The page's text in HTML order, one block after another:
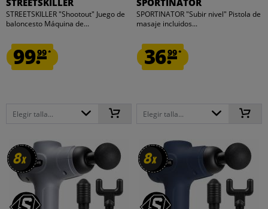
STREETSKILLER
STREETSKILLER "Shootout" Juego de
baloncesto Máquina de...
99.99*
Elegir talla...
SPORTINATOR
SPORTINATOR "Subir nivel" Pistola de
masaje incluidos...
36.99*
Elegir talla...
8x
8x 8x
8x